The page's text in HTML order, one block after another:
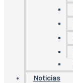
Noticias